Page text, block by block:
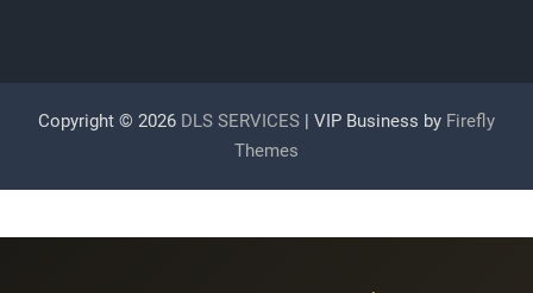
Copyright © 2026 DLS SERVICES| VIP Business by Firefly
Themes